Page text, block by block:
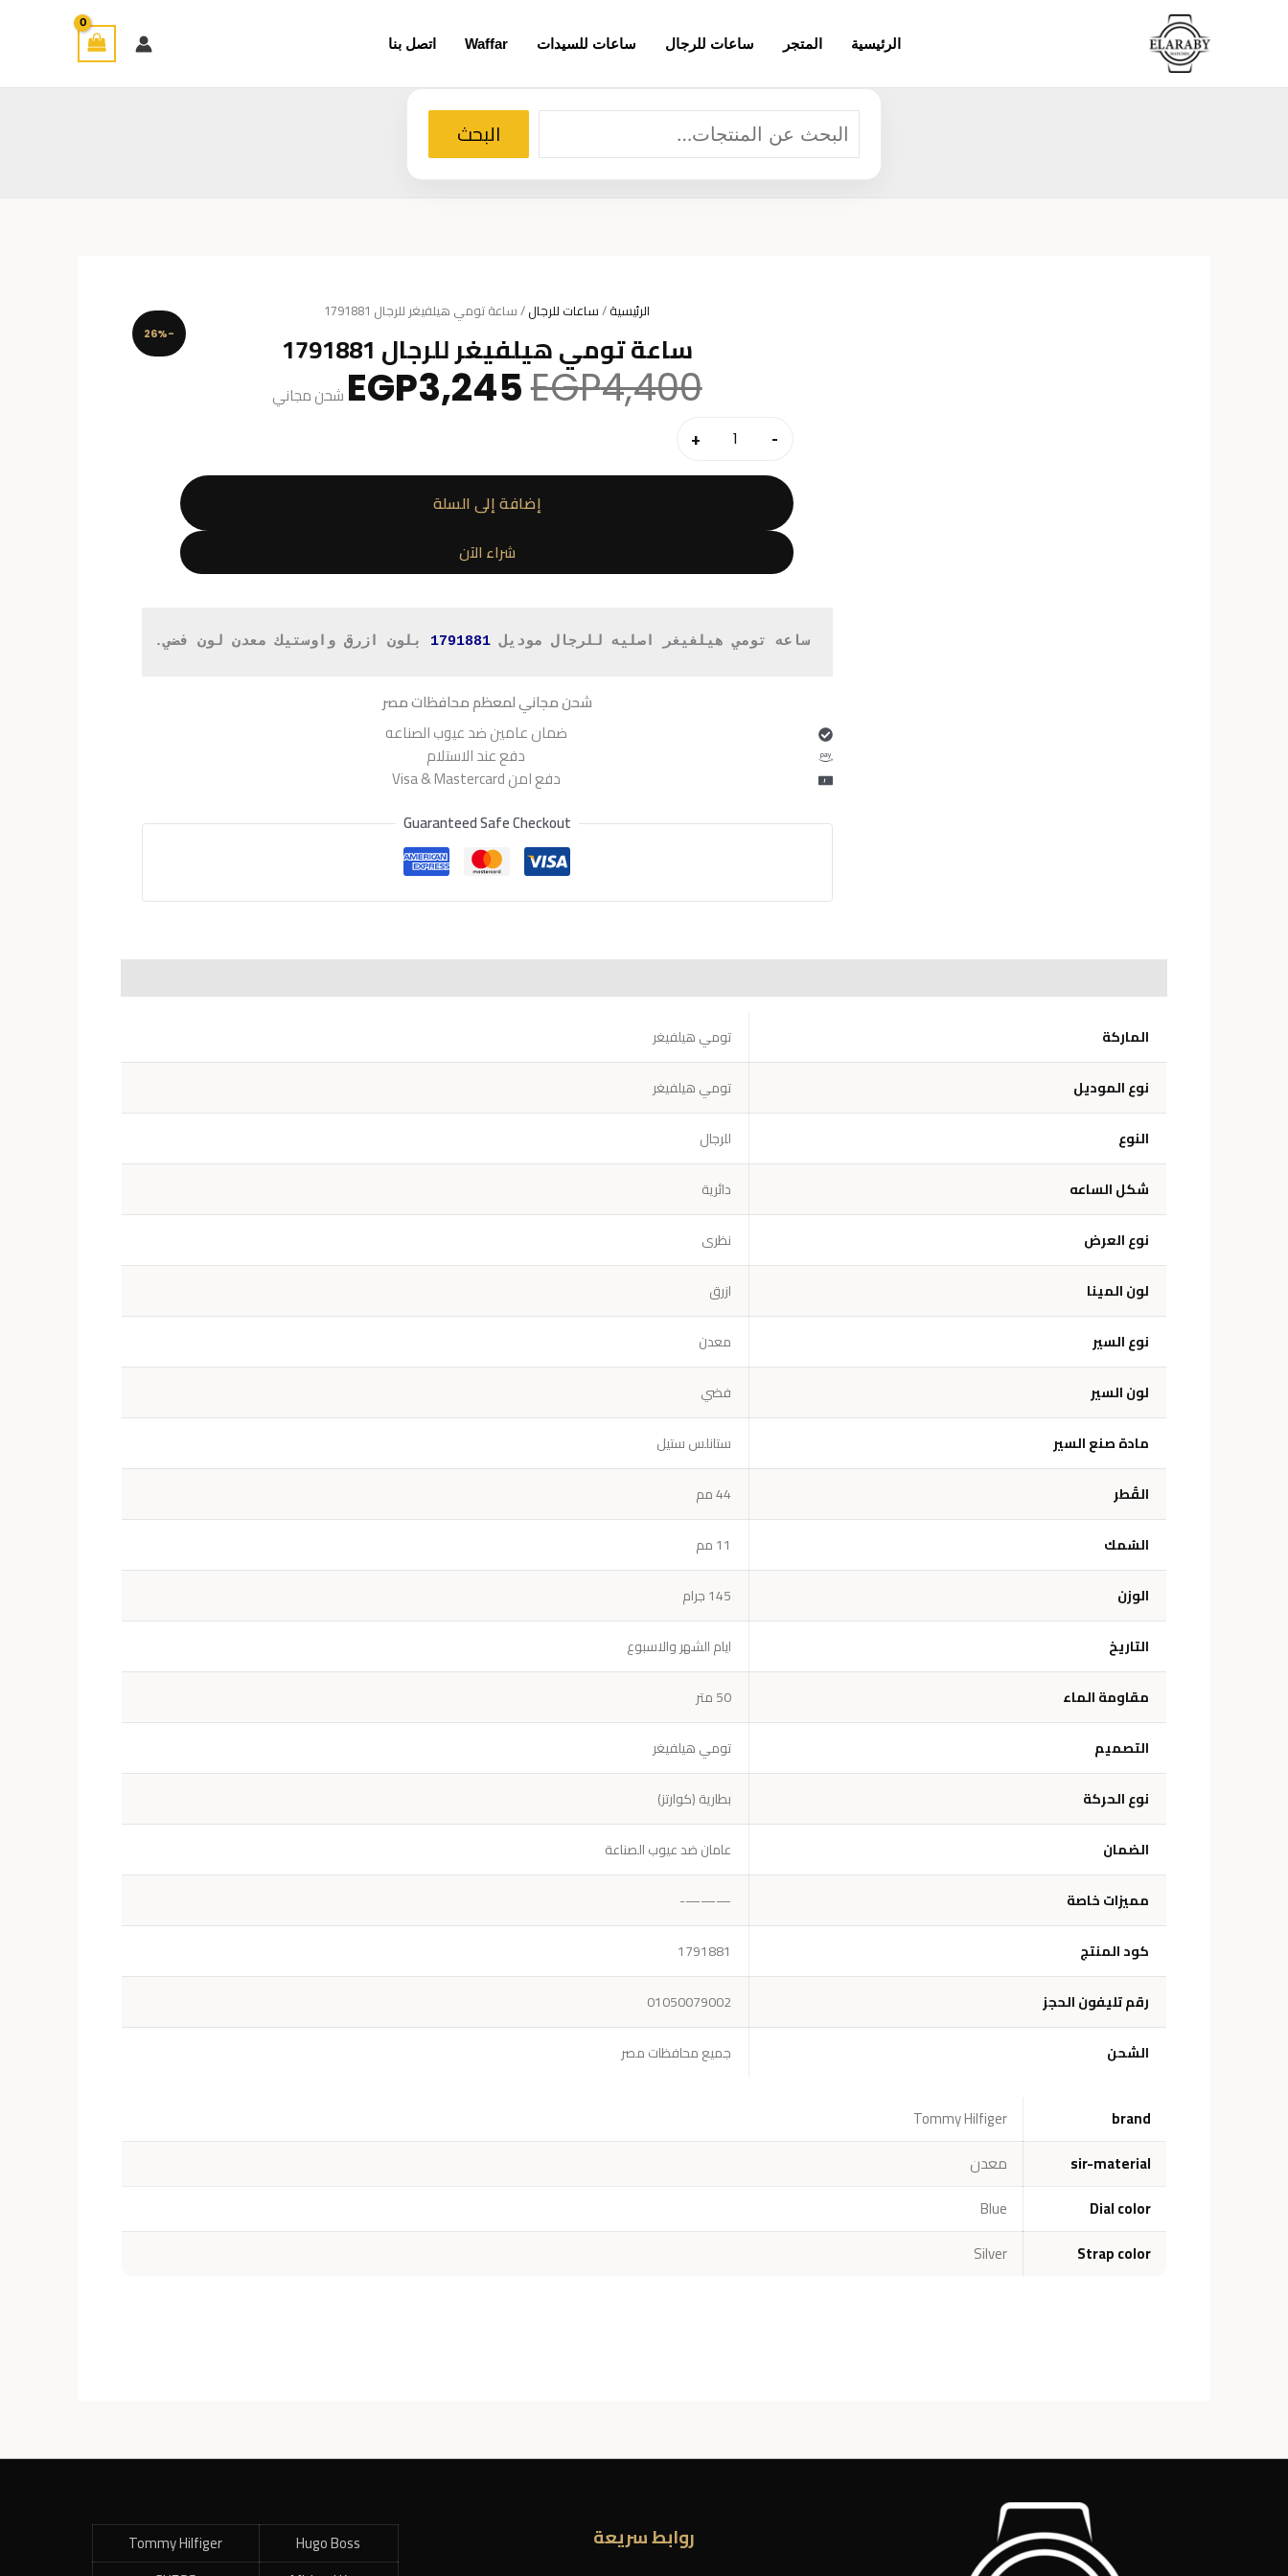
الرئيسية المتجر ساعات للرجال ساعات للسيدات Waffar اتصل بنا
البحث البحث
-26%
الرئيسية/ساعات للرجال/ ساعة تومي هيلفيغر للرجال 1791881
ساعة تومي هيلفيغر للرجال 1791881
EGP4,400 السعر
الأصليEGP3,245 السعر
الحالي
شحن مجاني
-
كمية
ساعة
تومي
هيلفيغر
للرجال
1791881
+
إضافة إلى السلة
شراء الآن
ساعه تومي هيلفيغر اصليه للرجال موديل 1791881 بلون ازرق واوستيك معدن لون فضي.
شحن مجاني لمعظم محافظات مصر
ضمان عامين ضد عيوب الصناعه
دفع عند الاستلام
دفع امن Visa & Mastercard
Guaranteed Safe Checkout
الماركة تومي هيلفيغر
نوع الموديل تومي هيلفيغر
النوع للرجال
شكل الساعه دائرية
نوع العرض نظرى
لون المينا ازرق
نوع السير معدن
لون السير فضي
مادة صنع السير ستانلس ستيل
القُطر 44 مم
السُمك 11 مم
الوزن 145 جرام
التاريخ ايام الشهر والاسبوع
مقاومة الماء 50 متر
التصميم تومي هيلفيغر
نوع الحركة بطارية (كوارتز)
الضمان عامان ضد عيوب الصناعة
مميزات خاصة ———-
كود المنتج 1791881
رقم تليفون الحجز 01050079002
الشحن جميع محافظات مصر
brand
Tommy Hilfiger
sir-material
معدن
Dial color
Blue
Strap color
Silver
روابط سريعة Hugo Boss
Tommy Hilfiger